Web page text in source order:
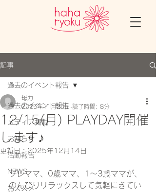
記事
過去のイベント報告
メディア掲載
お知らせ
活動報告
NEWS
おススメ
過去のイベント報告
12/15(月) PLAYDAY開催
します♪
母力
2025年11月20日 読了時間: 8分
更新日：2025年12月14日
プレママ、0歳ママ、1～3歳ママが、
のんびりリラックスして気軽にきてい